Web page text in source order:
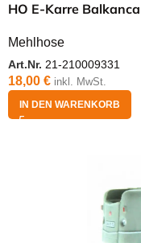
HO E-Karre
Mehlhose
Art.Nr. 21-210009331
18,00 € inkl. MwSt.
IN DEN WARENKORB